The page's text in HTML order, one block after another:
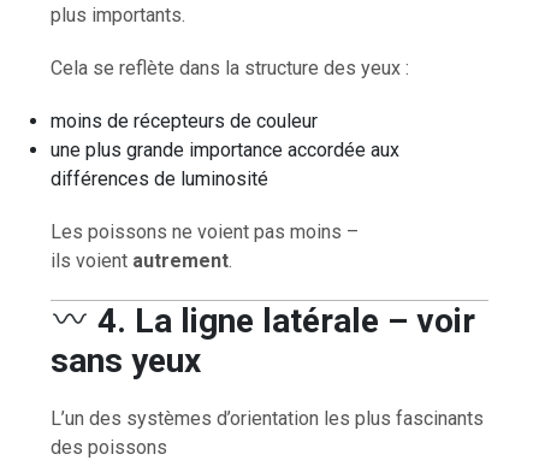
plus importants.
Cela se reflète dans la structure des yeux :
moins de récepteurs de couleur
une plus grande importance accordée aux
différences de luminosité
Les poissons ne voient pas moins –
ils voient autrement.
4. La ligne latérale – voir
sans yeux
L’un des systèmes d’orientation les plus fascinants
des poissons